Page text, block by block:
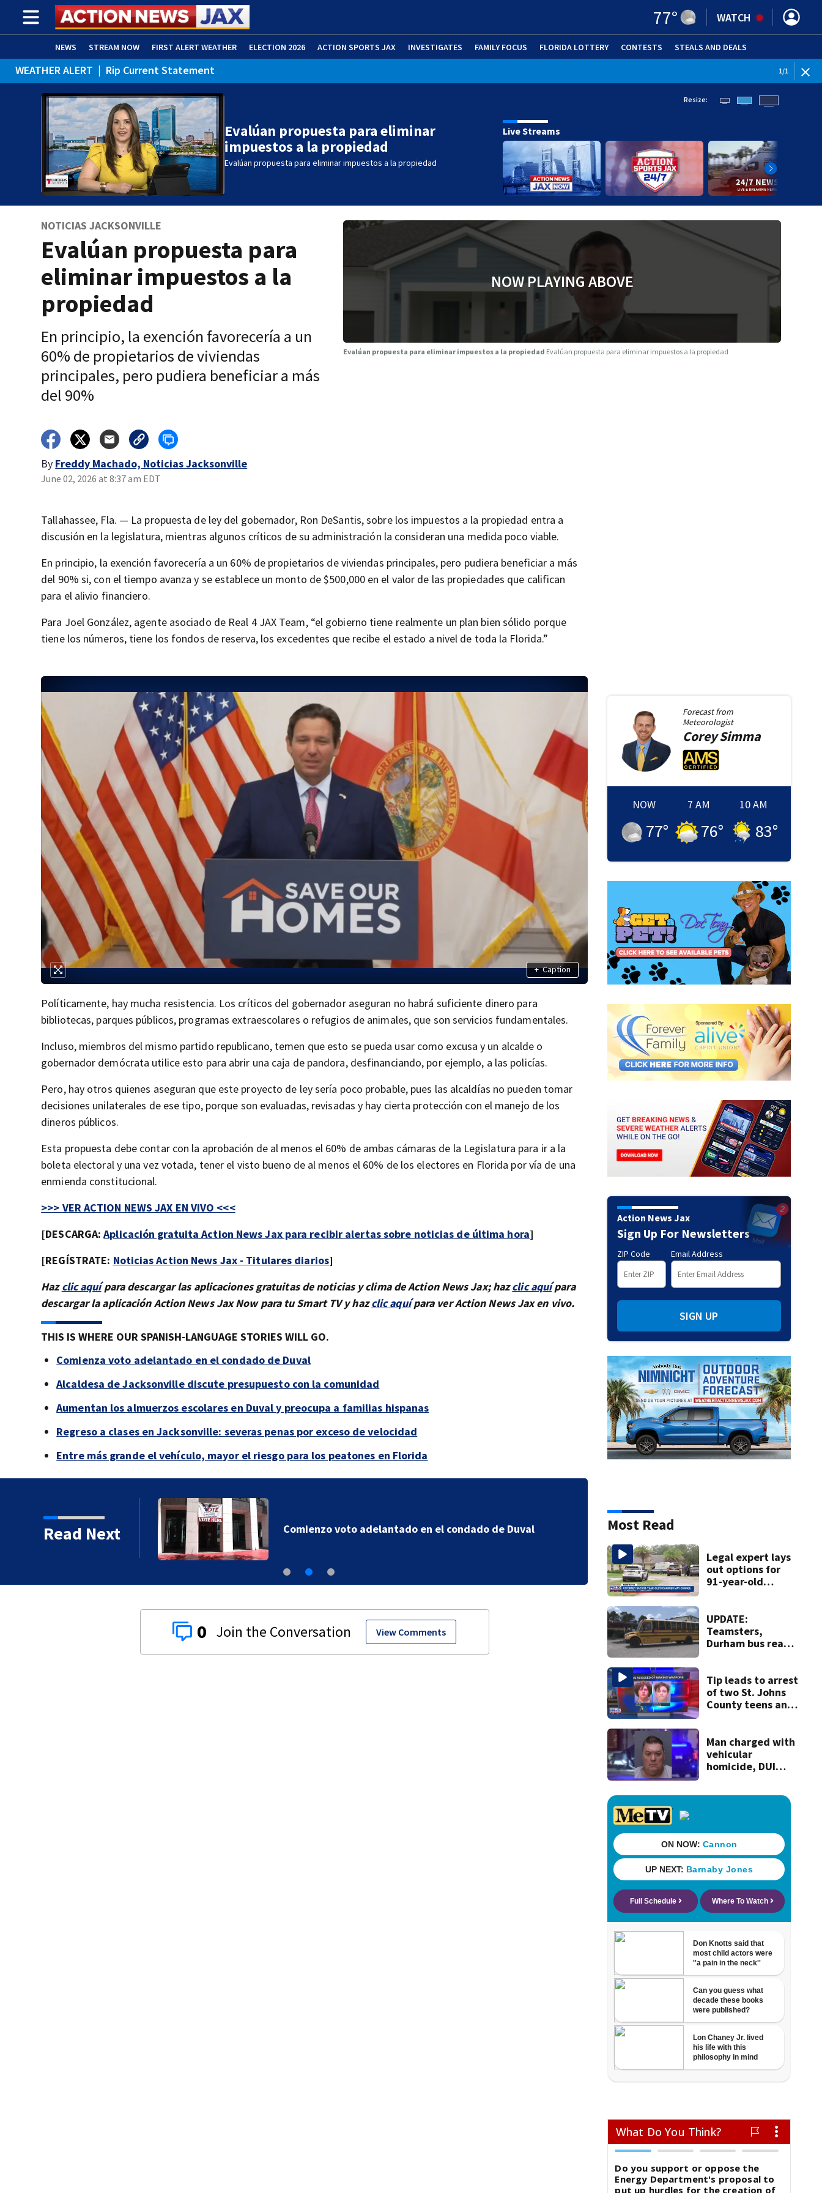
77° WATCH
NEWS STREAM NOW FIRST ALERT WEATHER ELECTION 2026 ACTION SPORTS JAX INVESTIGATES FAMILY FOCUS FLORIDA LOTTERY CONTESTS STEALS AND DEALS
ADVERTISE WITH US (OPENS IN NEW WINDOW)
WEATHER ALERT | Rip Current Statement 1/1
Evalúan propuesta para eliminar
impuestos a la propiedad
Evalúan propuesta para eliminar impuestos a la propiedad
Resize:
Live Streams
NOTICIAS JACKSONVILLE
Evalúan propuesta para
eliminar impuestos a la
propiedad
En principio, la exención favorecería a un
60% de propietarios de viviendas
principales, pero pudiera beneficiar a más
del 90%
By Freddy Machado, Noticias Jacksonville
June 02, 2026 at 8:37 am EDT
NOW PLAYING ABOVE
Evalúan propuesta para eliminar impuestos a la propiedad Evalúan propuesta para eliminar impuestos a la propiedad
Tallahassee, Fla. — La propuesta de ley del gobernador, Ron DeSantis, sobre los impuestos a la propiedad entra a
discusión en la legislatura, mientras algunos críticos de su administración la consideran una medida poco viable.
En principio, la exención favorecería a un 60% de propietarios de viviendas principales, pero pudiera beneficiar a más
del 90% si, con el tiempo avanza y se establece un monto de $500,000 en el valor de las propiedades que califican
para el alivio financiero.
Para Joel González, agente asociado de Real 4 JAX Team, “el gobierno tiene realmente un plan bien sólido porque
tiene los números, tiene los fondos de reserva, los excedentes que recibe el estado a nivel de toda la Florida.”
+ Caption
Políticamente, hay mucha resistencia. Los críticos del gobernador aseguran no habrá suficiente dinero para
bibliotecas, parques públicos, programas extraescolares o refugios de animales, que son servicios fundamentales.
Incluso, miembros del mismo partido republicano, temen que esto se pueda usar como excusa y un alcalde o
gobernador demócrata utilice esto para abrir una caja de pandora, desfinanciando, por ejemplo, a las policías.
Pero, hay otros quienes aseguran que este proyecto de ley sería poco probable, pues las alcaldías no pueden tomar
decisiones unilaterales de ese tipo, porque son evaluadas, revisadas y hay cierta protección con el manejo de los
dineros públicos.
Esta propuesta debe contar con la aprobación de al menos el 60% de ambas cámaras de la Legislatura para ir a la
boleta electoral y una vez votada, tener el visto bueno de al menos el 60% de los electores en Florida por vía de una
enmienda constitucional.
>>> VER ACTION NEWS JAX EN VIVO <<<
[DESCARGA:Aplicación gratuita Action News Jax para recibir alertas sobre noticias de última hora]
[REGÍSTRATE: Noticias Action News Jax - Titulares diarios]
Hazclic aquípara descargar las aplicaciones gratuitas de noticias y clima de Action News Jax; hazclic aquípara
descargar la aplicación Action News Jax Now para tu Smart TV y hazclic aquípara ver Action News Jax en vivo.
THIS IS WHERE OUR SPANISH-LANGUAGE STORIES WILL GO.
Comienza voto adelantado en el condado de Duval
Alcaldesa de Jacksonville discute presupuesto con la comunidad
Aumentan los almuerzos escolares en Duval y preocupa a familias hispanas
Regreso a clases en Jacksonville: severas penas por exceso de velocidad
Entre más grande el vehículo, mayor el riesgo para los peatones en Florida
Read Next
de Duval Comienzo voto adelantado en el condado de Duval
0 View Comments
Forecast from
Meteorologist
CoreySimma
NOW
77°
7 AM
76°
10 AM
83°
Action News Jax
Sign Up For Newsletters
ZIP Code Email Address
SIGN UP
Most Read
Legal expert lays
out options for
91-year-old
UPDATE:
Teamsters,
Durham bus reach
day of school in
Duval County
Tip leads to arrest
of two St. Johns
County teens and
and explosives
Man charged with
vehicular
homicide, DUI
woman on scooter